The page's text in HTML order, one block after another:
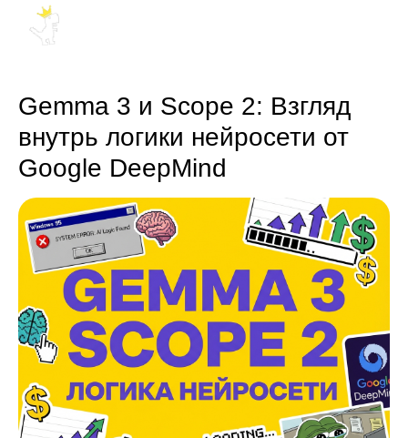
Gemma 3 и Scope 2: Взгляд
внутрь логики нейросети от
Google DeepMind